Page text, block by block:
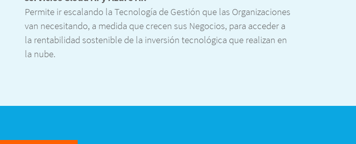
Permite ir escalando la Tecnología de Gestión que las Organizaciones
van necesitando, a medida que crecen sus Negocios, para acceder a
la rentabilidad sostenible de la inversión tecnológica que realizan en
la nube.